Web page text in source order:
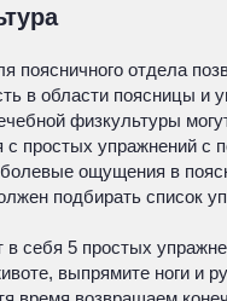
поясничного отдела
в области поясницы
физкультуры
простых упражнений с
ощущения в
подбирать список
себя 5 простых
выпрямите ноги и